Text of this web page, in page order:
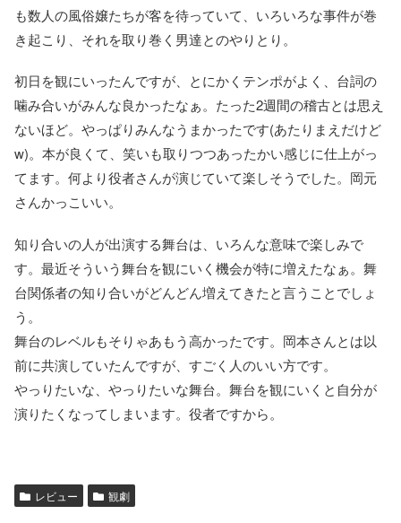
も数人の風俗嬢たちが客を待っていて、いろいろな事件が巻
き起こり、それを取り巻く男達とのやりとり。
初日を観にいったんですが、とにかくテンポがよく、台詞の
噛み合いがみんな良かったなぁ。たった2週間の稽古とは思え
ないほど。やっぱりみんなうまかったです(あたりまえだけど
w)。本が良くて、笑いも取りつつあったかい感じに仕上がっ
てます。何より役者さんが演じていて楽しそうでした。岡元
さんかっこいい。
知り合いの人が出演する舞台は、いろんな意味で楽しみで
す。最近そういう舞台を観にいく機会が特に増えたなぁ。舞
台関係者の知り合いがどんどん増えてきたと言うことでしょ
う。
舞台のレベルもそりゃあもう高かったです。岡本さんとは以
前に共演していたんですが、すごく人のいい方です。
やっりたいな、やっりたいな舞台。舞台を観にいくと自分が
演りたくなってしまいます。役者ですから。
レビュー 観劇